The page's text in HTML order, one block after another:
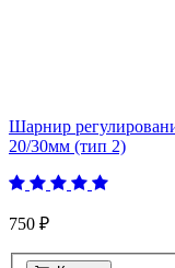
Шарнир
20/30мм (тип 2)
750 ₽